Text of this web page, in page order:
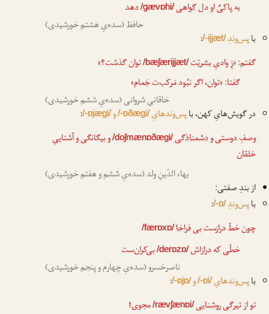
به پاکیِّ او دلگواهی /gævɒhi/دهد
حافظ (سده‌یِ هشتم خورشیدی)
باپس‌وندِ/-ijjæt/
:
گفتم: «زِ وادیِبشریّت /bæʃærijjæt/توان گذشت؟»
گفتا: «توان، اگر نبُود مَرکب‌ت جَمام»
خاقانیِ شروانی (سده‌یِ ششم خورشیدی)
در گویش‌هایِ کهن، باپس‌وندهایِ/-ɒðægi/و/-ɒjægi/
:
وصفِ دوستی ودشمناذگی/doʃmænɒðægi/و بیگانگی و آشناییِ
خلقان
بهاء الدّینِ ولد (سده‌یِ ششم و هفتم خورشیدی)
از بندِ صفتی:
باپس‌وندِ/-ɒ/
:
چون خطّ درازست بیفراخا /færɒxɒ/
خطّی کهدرازاش/derɒzɒ/ بی‌کران‌ست
ناصرخسرو (سده‌یِ چهارم و پنجم خورشیدی)
باپس‌وندهایِ/-ɒi/و/-ɒjɒ/
:
تو از تیرگیروشنایی/rævʃænɒi/مجوی!